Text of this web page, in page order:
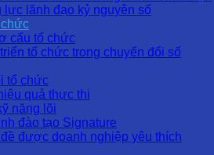
lực lãnh đạo kỷ nguyên số
cấu tổ chức
tổ chức trong chuyển đổi số
tổ chức
quả thực thi
năng lõi
đào tạo Signature
được doanh nghiệp yêu thích